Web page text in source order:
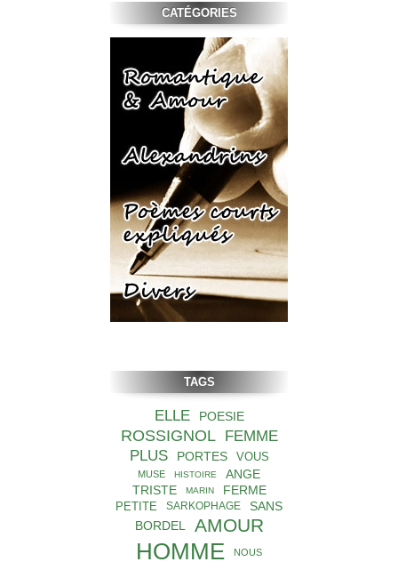
CATÉGORIES
TAGS
ELLE POESIE
ROSSIGNOL
FEMME
PLUS
PORTES VOUS
MUSE HISTOIRE
ANGE
TRISTE
MARIN FERME
PETITE SARKOPHAGE
SANS
BORDEL
AMOUR
HOMME NOUS